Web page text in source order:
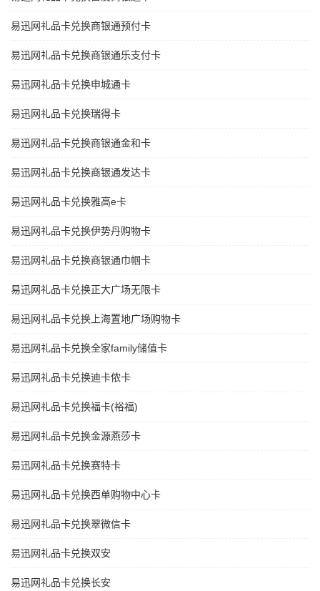
易迅网礼品卡兑换商银通预付卡
易迅网礼品卡兑换商银通乐支付卡
易迅网礼品卡兑换申城通卡
易迅网礼品卡兑换瑞得卡
易迅网礼品卡兑换商银通金和卡
易迅网礼品卡兑换商银通发达卡
易迅网礼品卡兑换雅高e卡
易迅网礼品卡兑换伊势丹购物卡
易迅网礼品卡兑换商银通巾帼卡
易迅网礼品卡兑换正大广场无限卡
易迅网礼品卡兑换上海置地广场购物卡
易迅网礼品卡兑换全家family储值卡
易迅网礼品卡兑换迪卡侬卡
易迅网礼品卡兑换福卡(裕福)
易迅网礼品卡兑换金源燕莎卡
易迅网礼品卡兑换赛特卡
易迅网礼品卡兑换西单购物中心卡
易迅网礼品卡兑换翠微信卡
易迅网礼品卡兑换双安
易迅网礼品卡兑换长安